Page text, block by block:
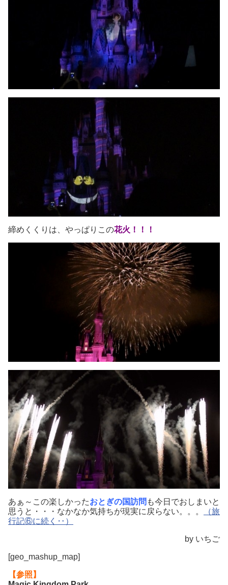
締めくくりは、やっぱりこの花火！！！
あぁ～この楽しかったおとぎの国訪問 も今日でおしまいと
思うと・・・なかなか気持ちが現実に戻らない。。。
（旅
行記⑥に続く‥）
by いちご
[geo_mashup_map]
【参照】